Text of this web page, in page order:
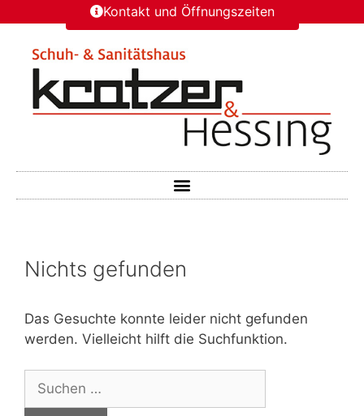
Kontakt und Öffnungszeiten
Nichts gefunden
Das Gesuchte konnte leider nicht gefunden
werden. Vielleicht hilft die Suchfunktion.